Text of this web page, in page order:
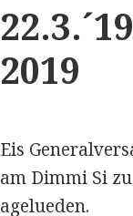
2019
Eis
am Dimmi Si
agelueden.